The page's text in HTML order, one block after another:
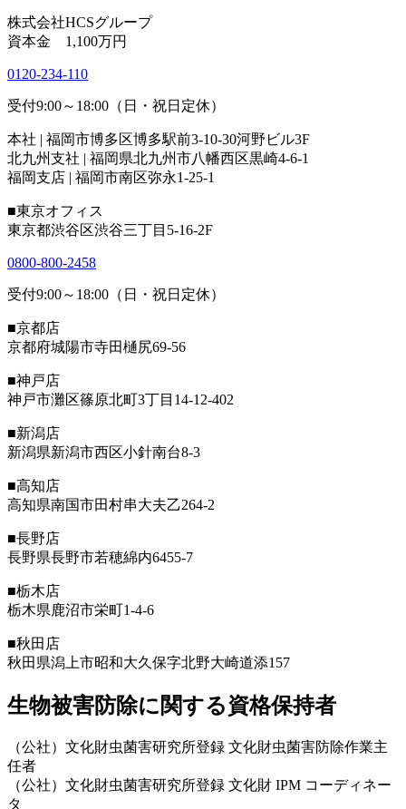
株式会社HCSグループ
資本金 1,100万円
0120-234-110
受付9:00～18:00（日・祝日定休）
本社 | 福岡市博多区博多駅前3-10-30河野ビル3F
北九州支社 | 福岡県北九州市八幡西区黒崎4-6-1
福岡支店 | 福岡市南区弥永1-25-1
■東京オフィス
東京都渋谷区渋谷三丁目5-16-2F
0800-800-2458
受付9:00～18:00（日・祝日定休）
■京都店
京都府城陽市寺田樋尻69-56
■神戸店
神戸市灘区篠原北町3丁目14-12-402
■新潟店
新潟県新潟市西区小針南台8-3
■高知店
高知県南国市田村串大夫乙264-2
■長野店
長野県長野市若穂綿内6455-7
■栃木店
栃木県鹿沼市栄町1-4-6
■秋田店
秋田県潟上市昭和大久保字北野大崎道添157
生物被害防除に関する資格保持者
（公社）文化財虫菌害研究所登録 文化財虫菌害防除作業主
任者
（公社）文化財虫菌害研究所登録 文化財 IPM コーディネー
タ